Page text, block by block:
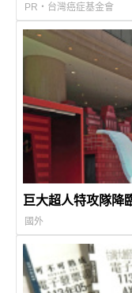
PR・台灣癌症基金會
巨大超人特攻隊降
國外